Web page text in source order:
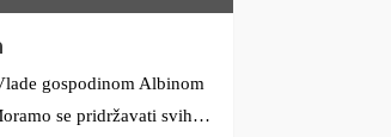
gospodinom Albinom
se pridržavati svih…